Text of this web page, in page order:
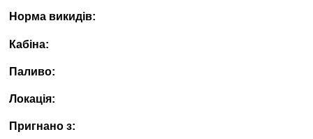
Норма викидів:
Кабіна:
Паливо:
Локація:
Пригнано з: